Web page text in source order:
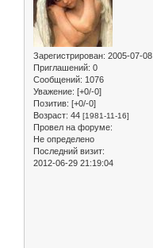
Зарегистрирован: 2005-07-08
Приглашений: 0
Сообщений: 1076
Уважение: [+0/-0]
Позитив: [+0/-0]
Возраст: 44 [1981-11-16]
Провел на форуме:
Не определено
Последний визит:
2012-06-29 21:19:04